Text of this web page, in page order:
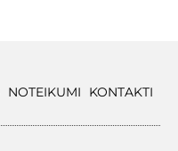
NOTEIKUMI KONTAKTI